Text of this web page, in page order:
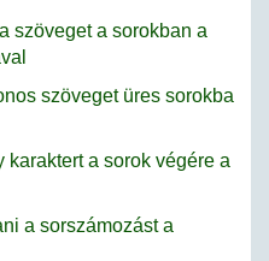
szöveget a sorokban a
szöveget üres sorokba
karaktert a sorok végére a
a sorszámozást a